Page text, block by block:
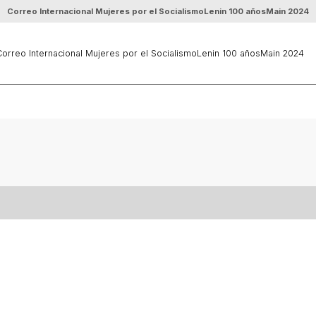
Correo Internacional Mujeres por el SocialismoLenin 100 añosMain 2024
Internacional Mujeres por el SocialismoLenin 100 añosMain 2024